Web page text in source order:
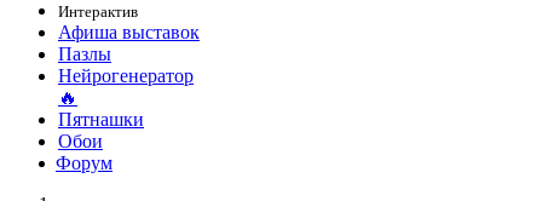
Интерактив
Афиша выставок
Пазлы
Нейрогенератор
🔥
Пятнашки
Обои
Форум